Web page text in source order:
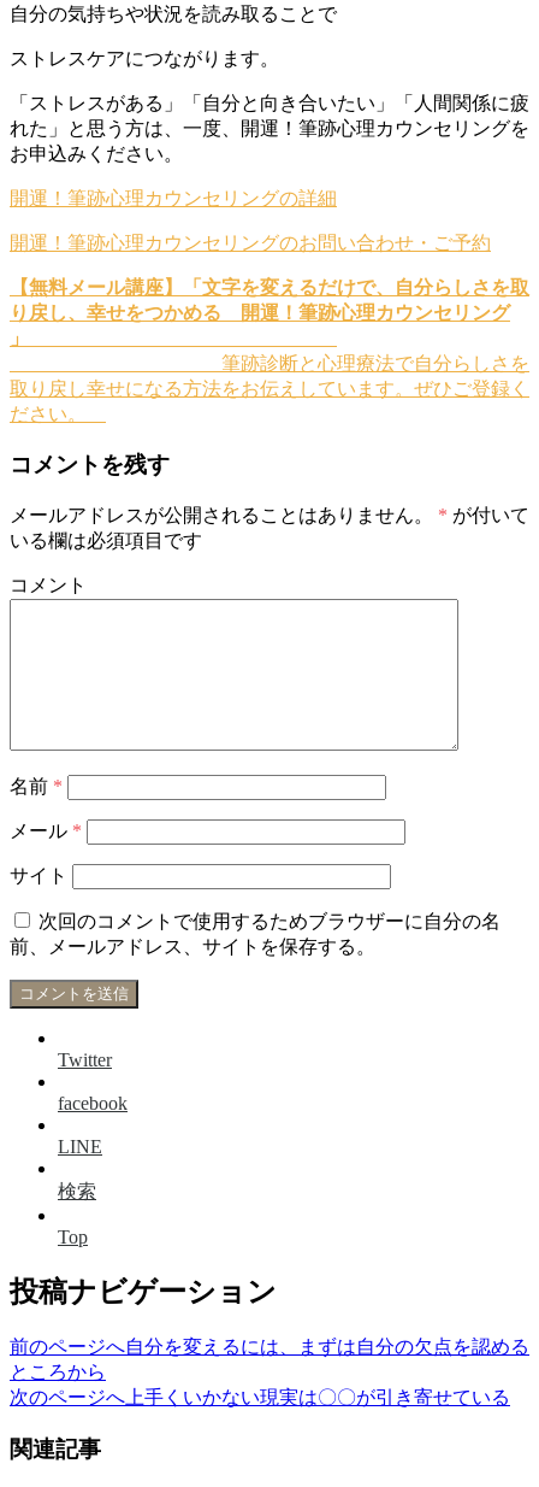
自分の気持ちや状況を読み取ることで
ストレスケアにつながります。
「ストレスがある」「自分と向き合いたい」「人間関係に疲
れた」と思う方は、一度、開運！筆跡心理カウンセリングを
お申込みください。
開運！筆跡心理カウンセリングの詳細
開運！筆跡心理カウンセリングのお問い合わせ・ご予約
【無料メール講座】「文字を変えるだけで、自分らしさを取
り戻し、幸せをつかめる 開運！筆跡心理カウンセリング
」
筆跡診断と心理療法で自分らしさを
取り戻し幸せになる方法をお伝えしています。ぜひご登録く
ださい。
コメントを残す
メールアドレスが公開されることはありません。 * が付いて
いる欄は必須項目です
コメント
名前 *
メール *
サイト
次回のコメントで使用するためブラウザーに自分の名
前、メールアドレス、サイトを保存する。
Twitter
facebook
LINE
検索
Top
投稿ナビゲーション
前のページへ自分を変えるには、まずは自分の欠点を認める
ところから
次のページへ 上手くいかない現実は〇〇が引き寄せている
関連記事